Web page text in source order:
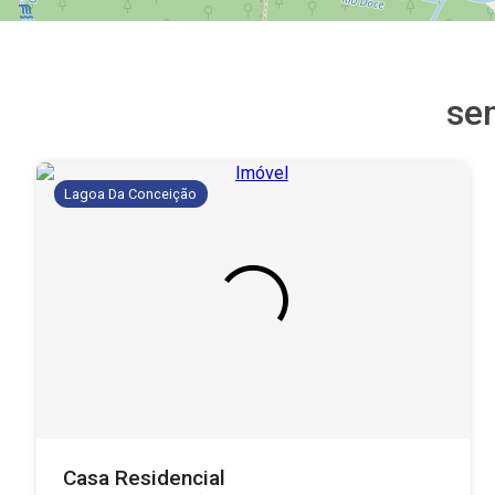
Lagoa Da Conceição
Casa Residencial